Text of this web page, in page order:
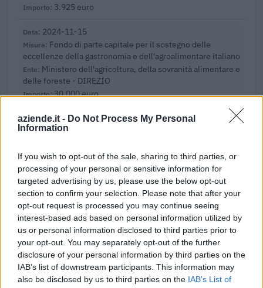
aziende.it - Do Not Process My Personal
Information
If you wish to opt-out of the sale, sharing to third parties, or
processing of your personal or sensitive information for
targeted advertising by us, please use the below opt-out
section to confirm your selection. Please note that after your
opt-out request is processed you may continue seeing
interest-based ads based on personal information utilized by
us or personal information disclosed to third parties prior to
your opt-out. You may separately opt-out of the further
disclosure of your personal information by third parties on the
IAB’s list of downstream participants. This information may
also be disclosed by us to third parties on the IAB’s List of
3.925 euro
2024-11-15
Fondo di parte capitale per il sostegno delle
eccellenze della gastronomia e dell'agroalimentare italiano
Ministero dell'agricoltura, della sovranità alimentare e
delle foreste - DIREZIO
30.000 euro
2023-05-30
Fondo di garanzia per le piccole e medie imprese
280.000 euro
2023-05-30
Contributo a fondo perduto [e modifiche ai sensi
della decisione SA. 62668 e decisione C(2022) 171 final)
SA 101076)
agenzia delle entrate
8.576 euro
2023-03-30
esenzioni fiscali e crediti d'imposta adottati a